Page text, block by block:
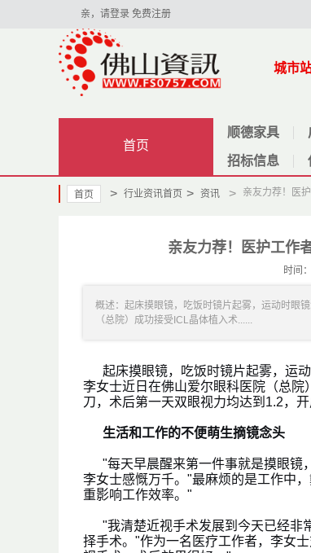
亲，请登录 免费注册
城市
首页
顺德家具
招标信息
首页 > 行业资讯首页 > 资讯 > 亲友力荐！医
亲友力荐！医护工作
时间
概述：起床摸眼镜，吃饭时镜片起雾，运动时眼
（总院）成功接受ICL晶体植入术......
起床摸眼镜，吃饭时镜片起雾，运
李女士近日在佛山爱尔眼科医院（总
刀，术后第一天双眼视力均达到1.2，开
生活和工作的不便萌生摘镜念头
"每天早晨醒来第一件事就是摸眼镜
李女士感慨万千。"最麻烦的是工作中
重影响工作效率。"
"我清楚近视手术发展到今天已经非
择手术。"作为一名医疗工作者，李女